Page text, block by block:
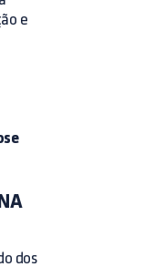
e
dos